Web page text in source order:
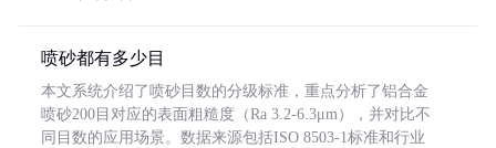
喷砂都有多少目
本文系统介绍了喷砂目数的分级标准，重点分析了铝合金
喷砂200目对应的表面粗糙度（Ra 3.2-6.3μm），并对比不
同目数的应用场景。数据来源包括ISO 8503-1标准和行业